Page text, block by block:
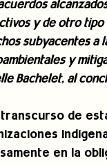
y de otro tipo
subyacentes a
y
Bachelet, al
transcurso de
en la